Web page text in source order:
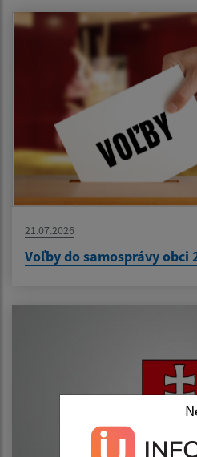
21.07.2026
Voľby do samosprávy obci